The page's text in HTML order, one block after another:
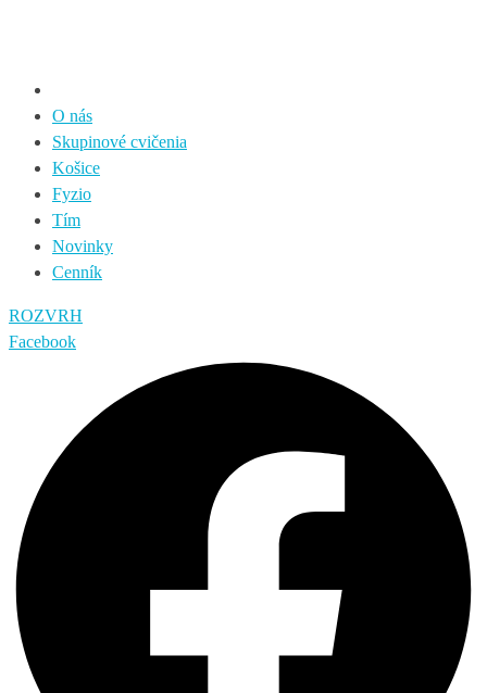
O nás
Skupinové cvičenia
Košice
Fyzio
Tím
Novinky
Cenník
ROZVRH
Facebook